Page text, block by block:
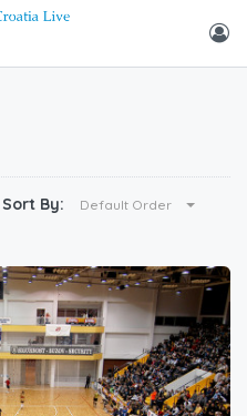
Sort By: Default Order